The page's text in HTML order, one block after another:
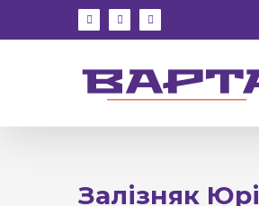
to
facebookinstagramyoutube
Залізняк